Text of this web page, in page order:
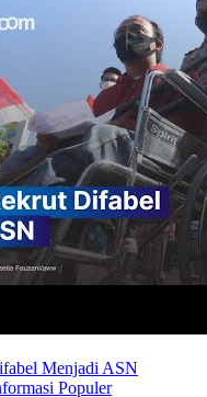
Menjadi ASN
Populer